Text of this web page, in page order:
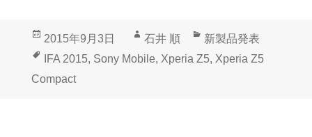
投
稿
日:
2015年9月3日
作
成
石井 順
カ
テ
新製品発表
タ
グ
IFA 2015, Sony Mobile, Xperia Z5, Xperia Z5
Compact